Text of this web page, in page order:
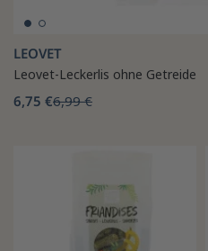
LEOVET
Leovet-Leckerlis ohne Getreide
6,75 €6,99 €